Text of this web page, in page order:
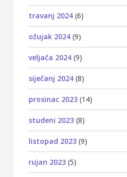
travanj 2024 (6)
ožujak 2024 (9)
veljača 2024 (9)
siječanj 2024 (8)
prosinac 2023 (14)
studeni 2023 (8)
listopad 2023 (9)
rujan 2023 (5)